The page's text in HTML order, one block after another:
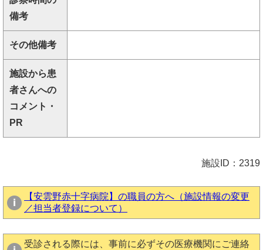
備考
その他備考
施設から患
者さんへの
コメント・
PR
施設ID：2319
【安雲野赤十字病院】の職員の方へ（施設情報の変更
／担当者登録について）
受診される際には、事前に必ずその医療機関にご連絡